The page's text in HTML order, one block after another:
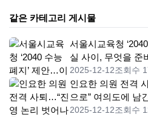
같은 카테고리 게시물
서울시교육청
실 사이, 무엇을 준
2025-12-12조회수
인요한 의원 전격
으로” 여의도에 남
2025-12-12조회수